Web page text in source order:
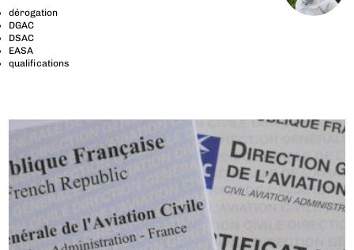
dérogation
DGAC
DSAC
EASA
qualifications